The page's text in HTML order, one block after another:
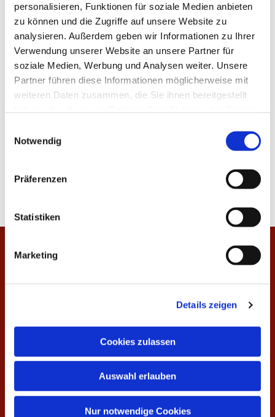
personalisieren, Funktionen für soziale Medien anbieten
zu können und die Zugriffe auf unsere Website zu
analysieren. Außerdem geben wir Informationen zu Ihrer
Verwendung unserer Website an unsere Partner für
soziale Medien, Werbung und Analysen weiter. Unsere
Partner führen diese Informationen möglicherweise mit
weiteren Daten zusammen, die Sie ihnen bereitgestellt
Notwendig
Präferenzen
Statistiken
Marketing
Details zeigen
Cookies zulassen
Auswahl erlauben
Nur notwendige Cookies
Gott, stoppe diesen Kriegswahnsinn!
Über 17 Millionen Menschen sind in der Ukraine schon
auf der Flucht, wurden vertrieben. Zehn Millionen
Menschen über die Landesgrenzen hinweg.
Gott, stoppe diesen Kriegswahnsinn!
Gib Frieden, Gott, gib Frieden!
(c) Dr. Thorsten Latzel
Startseite
Veranstaltungen
Aktuelle Nachrichten aus der Gemeinde
Kalender
Unser Gemeindebrief